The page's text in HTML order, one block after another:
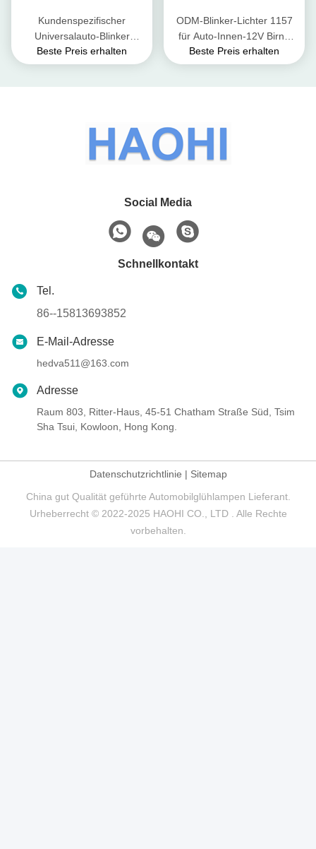
Kundenspezifischer
Universalauto-Blinker
beleuchtet
Umkehrungsscheinwerfer
Beste Preis erhalten
ODM-Blinker-Lichter 1157
für Auto-Innen-12V Birne
1156
Beste Preis erhalten
Social Media
Schnellkontakt
Tel.
86--15813693852
E-Mail-Adresse
hedva511@163.com
Adresse
Raum 803, Ritter-Haus, 45-51 Chatham Straße Süd, Tsim
Sha Tsui, Kowloon, Hong Kong.
Datenschutzrichtlinie | Sitemap
China gut Qualität geführte Automobilglühlampen Lieferant.
Urheberrecht © 2022-2025 HAOHI CO., LTD . Alle Rechte
vorbehalten.